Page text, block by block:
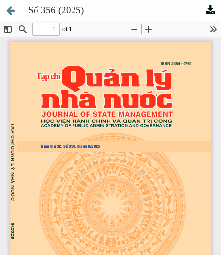
Số 356 (2025)